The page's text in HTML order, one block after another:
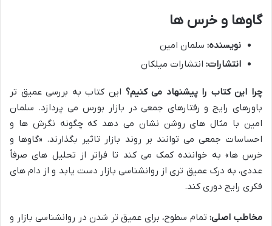
گاوها و خرس ها
نویسنده: سلمان امین
انتشارات: انتشارات میلکان
چرا این کتاب را پیشنهاد می کنیم؟ این کتاب به بررسی عمیق تر
باورهای رایج و رفتارهای جمعی در بازار بورس می پردازد. سلمان
امین با مثال های روشن نشان می دهد که چگونه نگرش ها و
احساسات جمعی می توانند بر روند بازار تاثیر بگذارند. «گاوها و
خرس ها» به خواننده کمک می کند تا فراتر از تحلیل های صرفاً
عددی، به درک عمیق تری از روانشناسی بازار دست یابد و از دام های
فکری رایج دوری کند.
مخاطب اصلی:تمام سطوح، برای عمیق تر شدن در روانشناسی بازار و